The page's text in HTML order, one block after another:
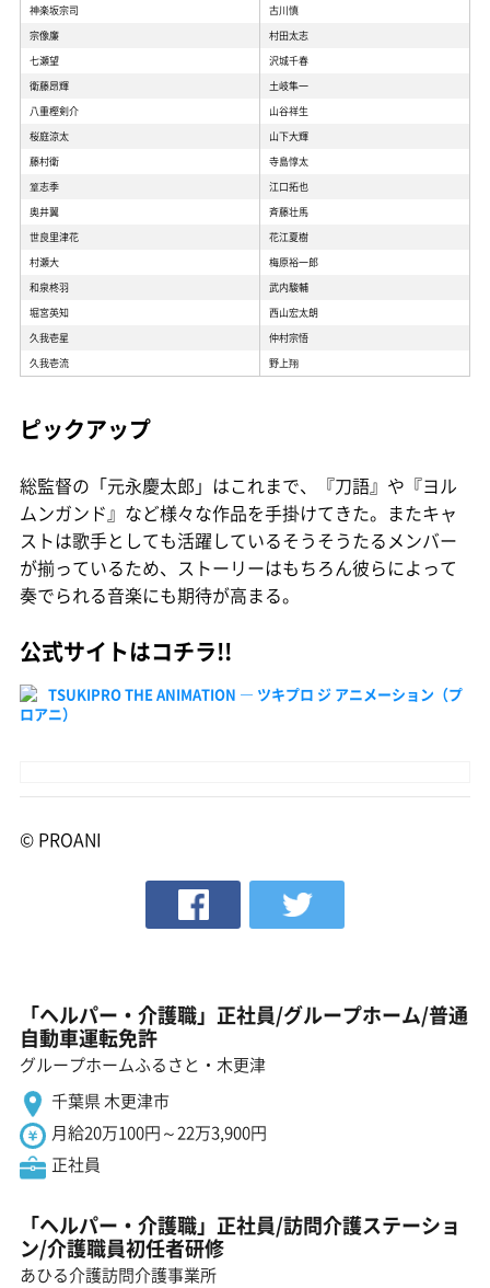
神楽坂宗司
古川慎
宗像廉
村田太志
七瀬望
沢城千春
衛藤昂輝
土岐隼一
八重樫剣介
山谷祥生
桜庭涼太
山下大輝
藤村衛
寺島惇太
篁志季
江口拓也
奥井翼
斉藤壮馬
世良里津花
花江夏樹
村瀬大
梅原裕一郎
和泉柊羽
武内駿輔
堀宮英知
西山宏太朗
久我壱星
仲村宗悟
久我壱流
野上翔
ピックアップ
総監督の「元永慶太郎」はこれまで、『刀語』や『ヨル
ムンガンド』など様々な作品を手掛けてきた。またキャ
ストは歌手としても活躍しているそうそうたるメンバー
が揃っているため、ストーリーはもちろん彼らによって
奏でられる音楽にも期待が高まる。
公式サイトはコチラ!!
TSUKIPRO THE ANIMATION ― ツキプロ ジ アニメーション（プ
ロアニ）
© PROANI
「ヘルパー・介護職」正社員/グループホーム/普通
自動車運転免許
グループホームふるさと・木更津
千葉県 木更津市
月給20万100円～22万3,900円
正社員
「ヘルパー・介護職」正社員/訪問介護ステーショ
ン/介護職員初任者研修
あひる介護訪問介護事業所